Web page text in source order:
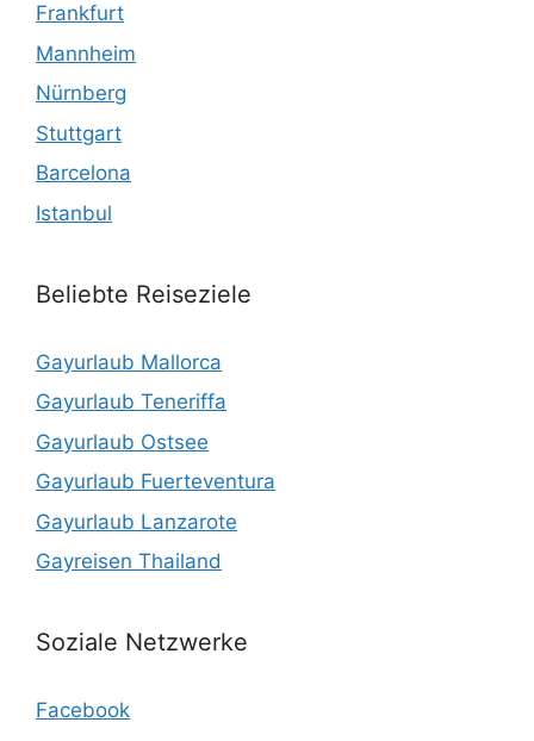
Frankfurt
Mannheim
Nürnberg
Stuttgart
Barcelona
Istanbul
Beliebte Reiseziele
Gayurlaub Mallorca
Gayurlaub Teneriffa
Gayurlaub Ostsee
Gayurlaub Fuerteventura
Gayurlaub Lanzarote
Gayreisen Thailand
Soziale Netzwerke
Facebook